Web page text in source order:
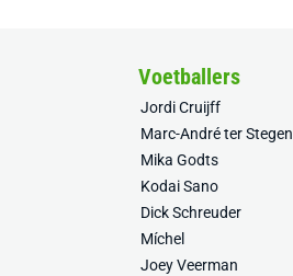
Voetballers
Jordi Cruijff
Marc-André ter Stegen
Mika Godts
Kodai Sano
Dick Schreuder
Míchel
Joey Veerman